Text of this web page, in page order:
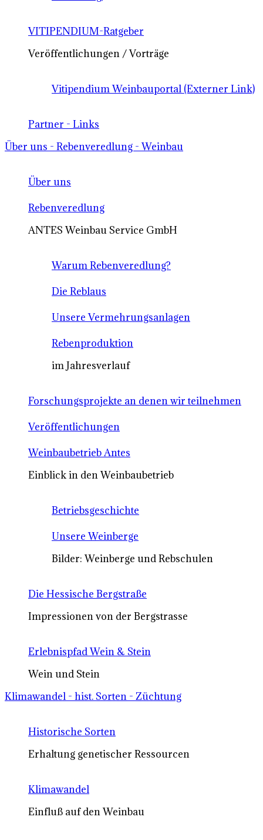
VITIPENDIUM-Ratgeber
Veröffentlichungen / Vorträge
Vitipendium Weinbauportal (Externer Link)
Partner - Links
Über uns - Rebenveredlung - Weinbau
Über uns
Rebenveredlung
ANTES Weinbau Service GmbH
Warum Rebenveredlung?
Die Reblaus
Unsere Vermehrungsanlagen
Rebenproduktion
im Jahresverlauf
Forschungsprojekte an denen wir teilnehmen
Veröffentlichungen
Weinbaubetrieb Antes
Einblick in den Weinbaubetrieb
Betriebsgeschichte
Unsere Weinberge
Bilder: Weinberge und Rebschulen
Die Hessische Bergstraße
Impressionen von der Bergstrasse
Erlebnispfad Wein & Stein
Wein und Stein
Klimawandel - hist. Sorten - Züchtung
Historische Sorten
Erhaltung genetischer Ressourcen
Klimawandel
Einfluß auf den Weinbau